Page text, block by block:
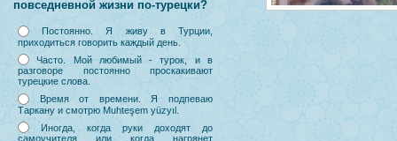
повседневной жизни по-турецки?
Постоянно. Я живу в Турции,
приходиться говорить каждый день.
Часто. Мой любимый - турок, и в
разговоре постоянно проскакивают
турецкие слова.
Время от времени. Я подпеваю
Таркану и смотрю Muhteşem yüzyıl.
Иногда, когда руки доходят до
самоучителя или когда нагрянет